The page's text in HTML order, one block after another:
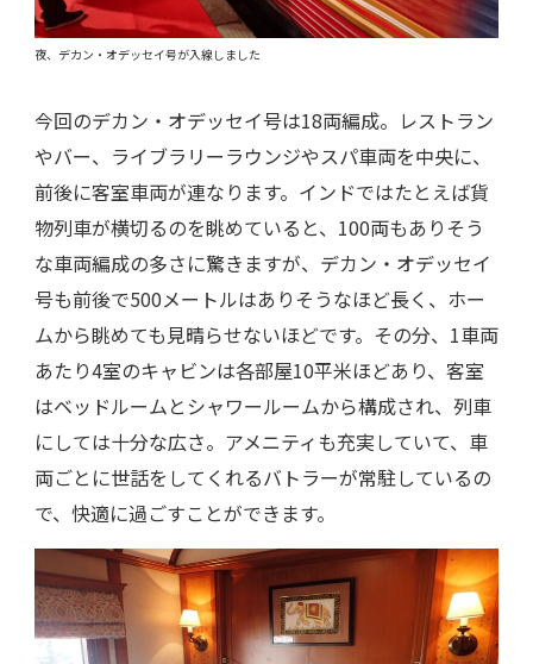
夜、デカン・オデッセイ号が入線しました
今回のデカン・オデッセイ号は18両編成。レストラン
やバー、ライブラリーラウンジやスパ車両を中央に、
前後に客室車両が連なります。インドではたとえば貨
物列車が横切るのを眺めていると、100両もありそう
な車両編成の多さに驚きますが、デカン・オデッセイ
号も前後で500メートルはありそうなほど長く、ホー
ムから眺めても見晴らせないほどです。その分、1車両
あたり4室のキャビンは各部屋10平米ほどあり、客室
はベッドルームとシャワールームから構成され、列車
にしては十分な広さ。アメニティも充実していて、車
両ごとに世話をしてくれるバトラーが常駐しているの
で、快適に過ごすことができます。